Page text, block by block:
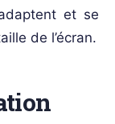
et se
de l’écran.